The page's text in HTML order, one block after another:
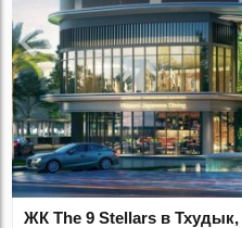
ЖК The 9 Stellars в